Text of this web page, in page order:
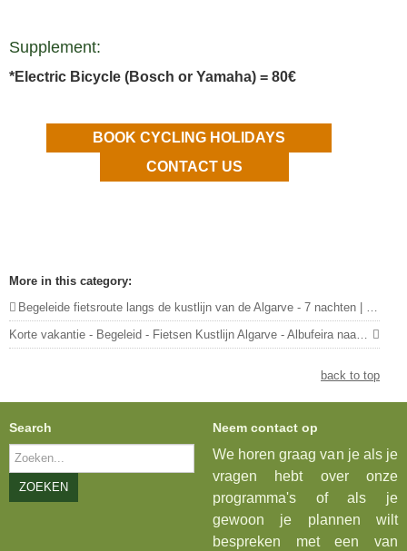
Supplement:
*Electric Bicycle (Bosch or Yamaha) = 80€
BOOK CYCLING HOLIDAYS
CONTACT US
More in this category:
Begeleide fietsroute langs de kustlijn van de Algarve - 7 nachten | 6 etappes
Korte vakantie - Begeleid - Fietsen Kustlijn Algarve - Albufeira naar Vila Real de Santo António - 4 nachten | 3 etappes »
back to top
Search
Zoeken...
ZOEKEN
Neem contact op
We horen graag van je als je
vragen hebt over onze
programma's of als je
gewoon je plannen wilt
bespreken met een van